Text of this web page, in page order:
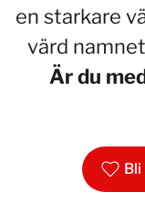
en starkare
värd
Är du